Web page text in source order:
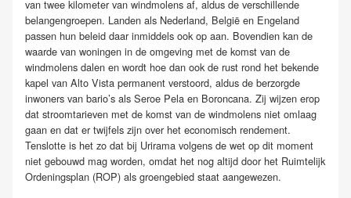
van twee kilometer van windmolens af, aldus de verschillende
belangengroepen. Landen als Nederland, België en Engeland
passen hun beleid daar inmiddels ook op aan. Bovendien kan de
waarde van woningen in de omgeving met de komst van de
windmolens dalen en wordt hoe dan ook de rust rond het bekende
kapel van Alto Vista permanent verstoord, aldus de berzorgde
inwoners van bario’s als Seroe Pela en Boroncana. Zij wijzen erop
dat stroomtarieven met de komst van de windmolens niet omlaag
gaan en dat er twijfels zijn over het economisch rendement.
Tenslotte is het zo dat bij Urirama volgens de wet op dit moment
niet gebouwd mag worden, omdat het nog altijd door het Ruimtelijk
Ordeningsplan (ROP) als groengebied staat aangewezen.